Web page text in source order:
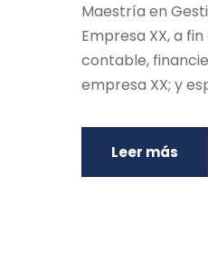
Maestría en
Empresa XX, a
contable,
empresa XX; y
Leer más